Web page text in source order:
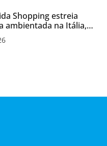
Shopping estreia
ambientada na Itália,
para o Dia dos